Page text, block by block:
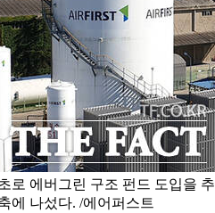
로 에버그린 구조 펀드 도입을
에 나섰다. /에어퍼스트